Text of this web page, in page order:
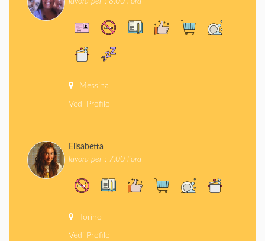
Messina
Vedi Profilo
Elisabetta
lavora per : 7.00 l'ora
Torino
Vedi Profilo